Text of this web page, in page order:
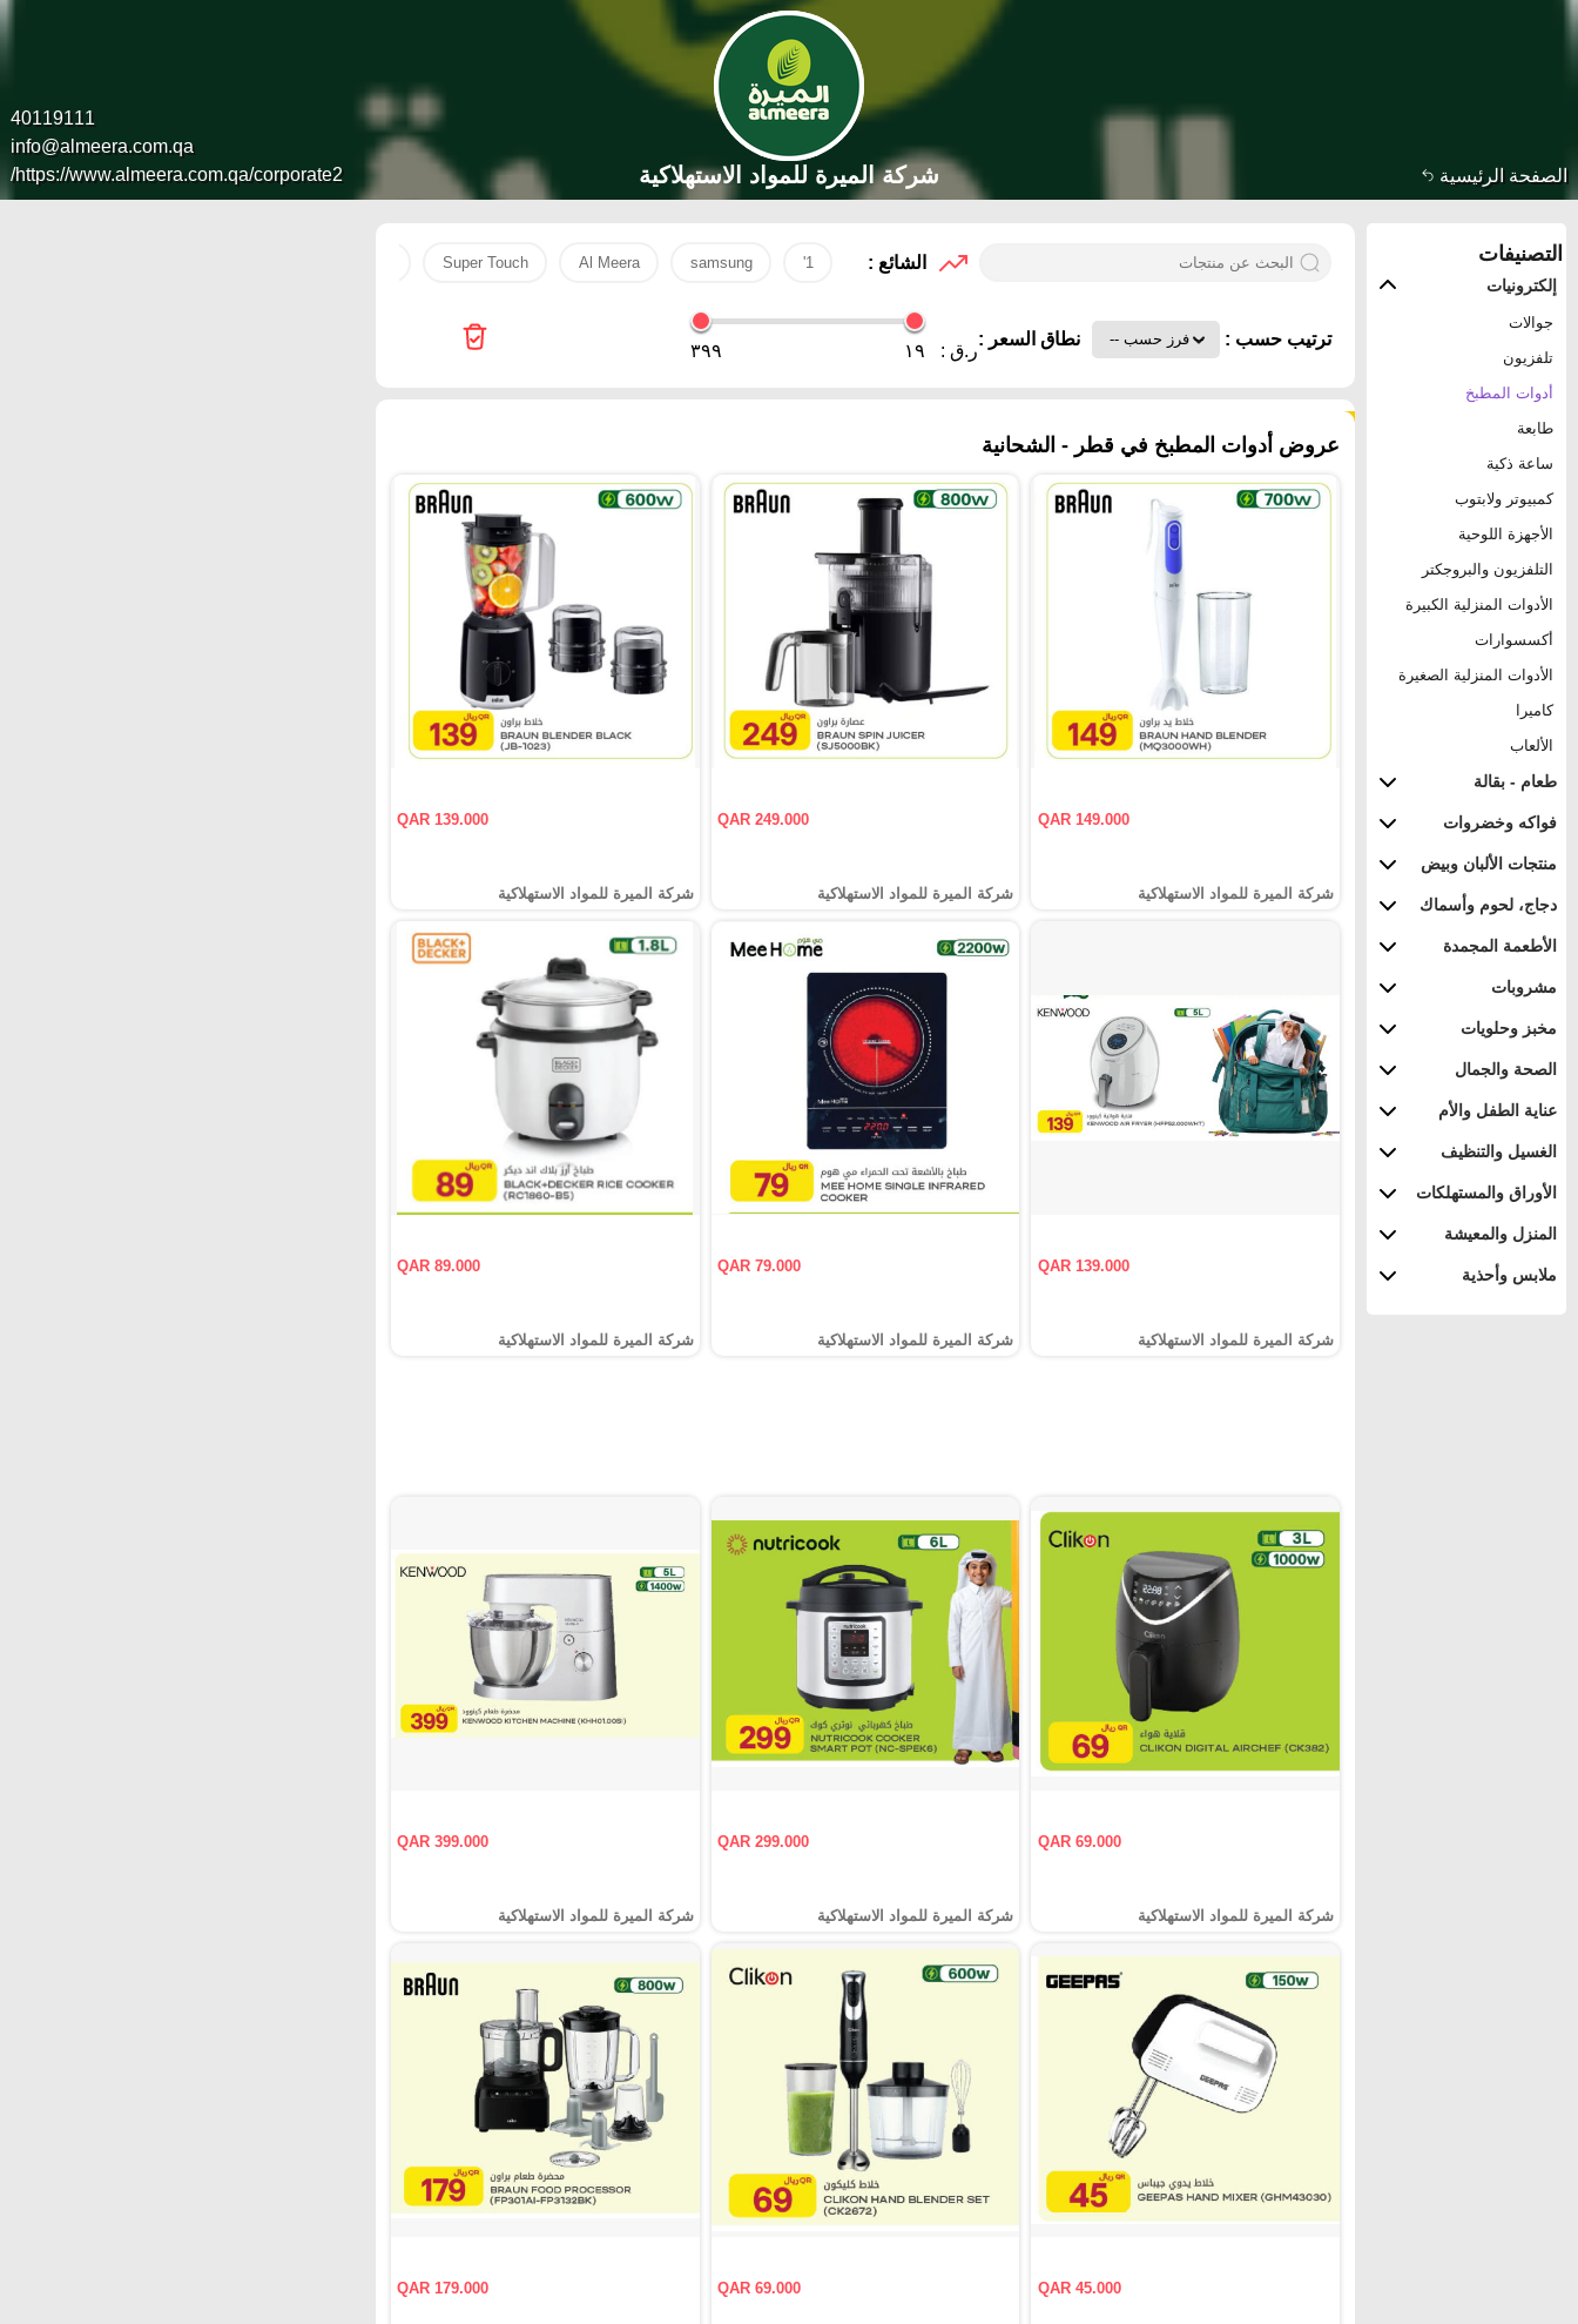
الصفحة الرئيسية
40119111
info@almeera.com.qa
https://www.almeera.com.qa/corporate2/
شركة الميرة للمواد الاستهلاكية
التصنيفات
إلكترونيات
جوالات
تلفزيون
أدوات المطبخ
طابعة
ساعة ذكية
كمبيوتر ولابتوب
الأجهزة اللوحية
التلفزيون والبروجكتر
الأدوات المنزلية الكبيرة
أكسسوارات
الأدوات المنزلية الصغيرة
كاميرا
الألعاب
طعام - بقالة
فواكه وخضروات
منتجات الألبان وبيض
دجاج، لحوم وأسماك
الأطعمة المجمدة
مشروبات
مخبز وحلويات
الصحة والجمال
عناية الطفل والأم
الغسيل والتنظيف
الأوراق والمستهلكات
المنزل والمعيشة
ملابس وأحذية
الشائع : 1'
samsung
Al Meera
Super Touch
ترتيب حسب : نطاق السعر :
ر.ق : ١٩ ٣٩٩
عروض أدوات المطبخ في قطر - الشحانية
QAR 149.000
شركة الميرة للمواد الاستهلاكية
QAR 249.000
شركة الميرة للمواد الاستهلاكية
QAR 139.000
شركة الميرة للمواد الاستهلاكية
QAR 139.000
شركة الميرة للمواد الاستهلاكية
QAR 79.000
شركة الميرة للمواد الاستهلاكية
QAR 89.000
شركة الميرة للمواد الاستهلاكية
QAR 69.000
شركة الميرة للمواد الاستهلاكية
QAR 299.000
شركة الميرة للمواد الاستهلاكية
QAR 399.000
شركة الميرة للمواد الاستهلاكية
QAR 45.000
QAR 69.000
QAR 179.000